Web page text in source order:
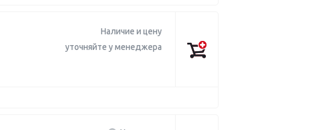
Наличие и цену
уточняйте у менеджера